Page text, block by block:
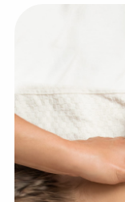
📰 Blog
🏢 Empresas
UBICACIONES